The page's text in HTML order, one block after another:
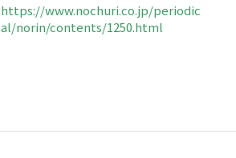
https://www.nochuri.co.jp/periodic
al/norin/contents/1250.html